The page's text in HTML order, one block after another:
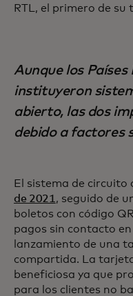
RTL, el primero de su
Aunque los Países
instituyeron
abierto, las dos
debido a factores
El sistema de circuito
de 2021, seguido de
boletos con código
pagos sin contacto
lanzamiento de una
compartida. La
beneficiosa ya que
para los clientes no